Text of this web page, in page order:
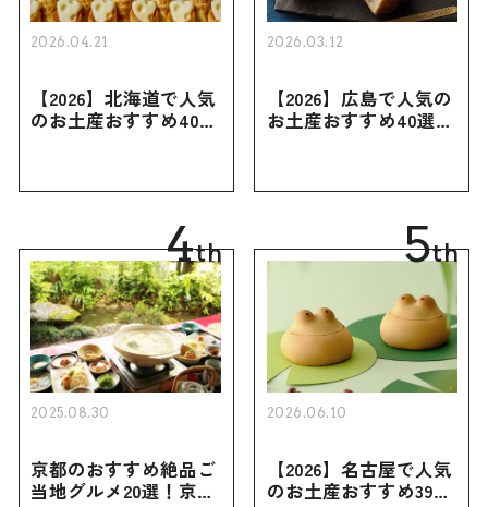
2026.04.21
【2026】北海道で人気
のお土産おすすめ40選
買えない限定品、女性
2026.03.12
【2026】広島で人気の
お土産おすすめ40選｜
き用、女性向けまで幅
4th
2025.08.30
京都のおすすめ絶品ご
当地グルメ20選！京都
5th
2026.06.10
【2026】名古屋で人気
のお土産おすすめ39選